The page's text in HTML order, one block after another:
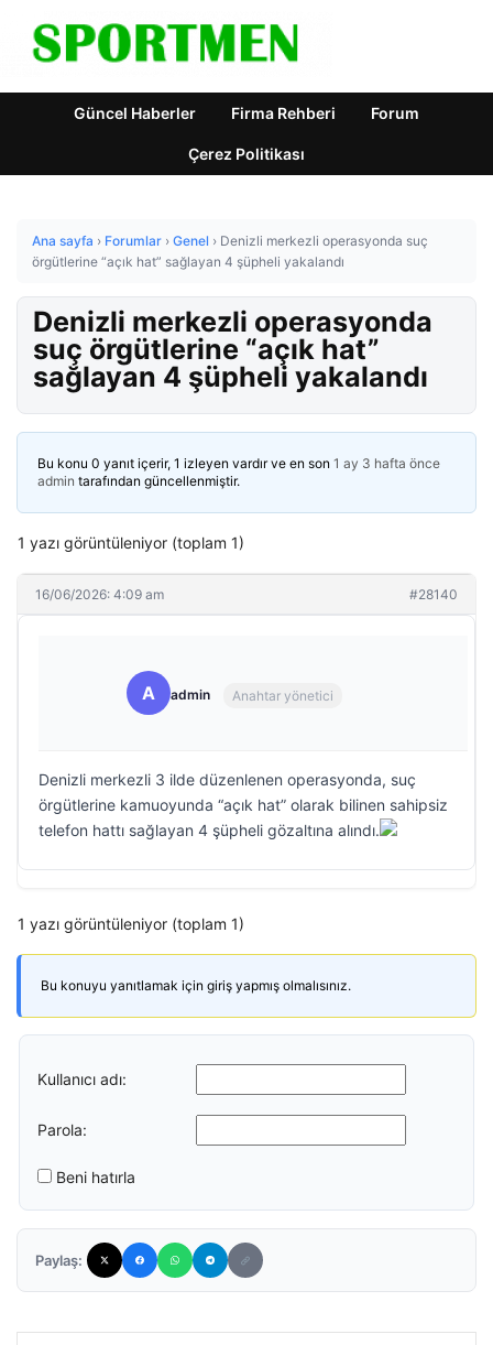
Güncel Haberler Firma Rehberi Forum
Çerez Politikası
Ana sayfa › Forumlar › Genel › Denizli merkezli operasyonda suç
örgütlerine “açık hat” sağlayan 4 şüpheli yakalandı
Denizli merkezli operasyonda
suç örgütlerine “açık hat”
sağlayan 4 şüpheli yakalandı
Bu konu 0 yanıt içerir, 1 izleyen vardır ve en son 1 ay 3 hafta önce
admin tarafından güncellenmiştir.
1 yazı görüntüleniyor (toplam 1)
16/06/2026: 4:09 am #28140
A admin Anahtar yönetici
Denizli merkezli 3 ilde düzenlenen operasyonda, suç
örgütlerine kamuoyunda “açık hat” olarak bilinen sahipsiz
telefon hattı sağlayan 4 şüpheli gözaltına alındı.
1 yazı görüntüleniyor (toplam 1)
Bu konuyu yanıtlamak için giriş yapmış olmalısınız.
Kullanıcı adı:
Parola:
Beni hatırla
Paylaş: